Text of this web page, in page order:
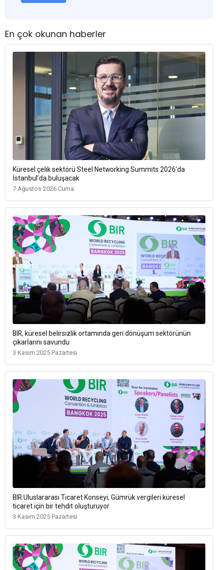
En çok okunan haberler
Küresel çelik sektörü Steel Networking Summits 2026’da
İstanbul’da buluşacak
7 Ağustos 2026 Cuma
BIR, küresel belirsizlik ortamında geri dönüşüm sektörünün
çıkarlarını savundu
3 Kasım 2025 Pazartesi
BIR:Uluslararası Ticaret Konseyi, Gümrük vergileri küresel
ticaret için bir tehdit oluşturuyor
3 Kasım 2025 Pazartesi